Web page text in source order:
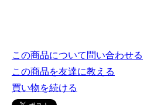
この商品について問い合わせる
この商品を友達に教える
買い物を続ける